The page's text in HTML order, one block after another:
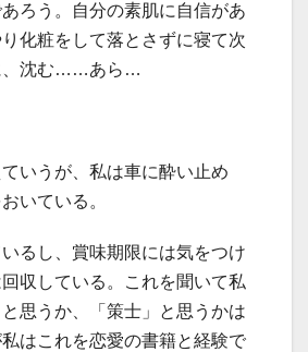
ろう。自分の素肌に自信があ
化粧をして落とさずに寝て次
、沈む……あら…
いうが、私は車に酔い止め
いている。
るし、賞味期限には気をつけ
収している。これを聞いて私
思うか、「策士」と思うかは
はこれを恋愛の書籍と経験で